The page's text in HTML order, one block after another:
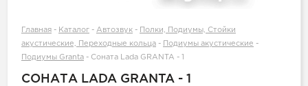
Главная - Каталог - Автозвук -
Полки, Подиумы, Стойки
акустические, Переходные кольца - Подиумы акустические -
Подиумы Granta - Соната Lada GRANTA - 1
СОНАТА LADA GRANTA - 1